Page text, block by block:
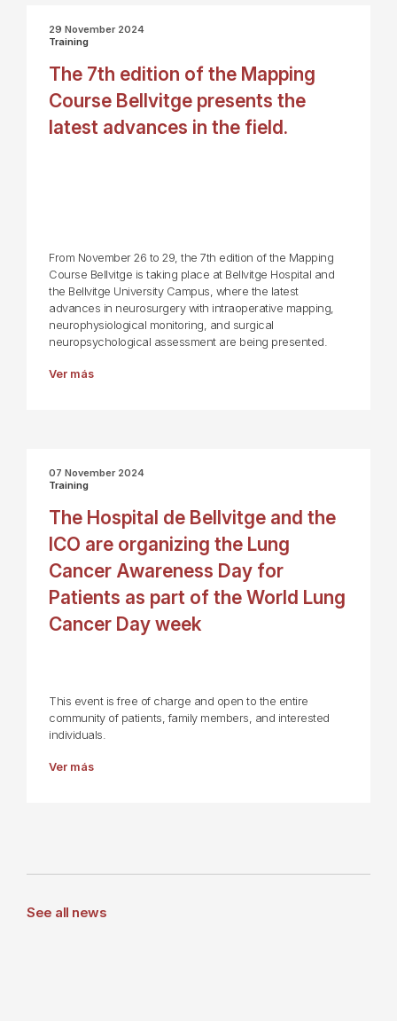
29 November 2024
Training
The 7th edition of the Mapping
Course Bellvitge presents the
latest advances in the field.
From November 26 to 29, the 7th edition of the Mapping
Course Bellvitge is taking place at Bellvitge Hospital and
the Bellvitge University Campus, where the latest
advances in neurosurgery with intraoperative mapping,
neurophysiological monitoring, and surgical
neuropsychological assessment are being presented.
Ver más
07 November 2024
Training
The Hospital de Bellvitge and the
ICO are organizing the Lung
Cancer Awareness Day for
Patients as part of the World Lung
Cancer Day week
This event is free of charge and open to the entire
community of patients, family members, and interested
individuals.
Ver más
See all news